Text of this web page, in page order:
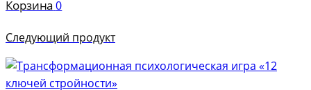
Корзина 0
Следующий продукт